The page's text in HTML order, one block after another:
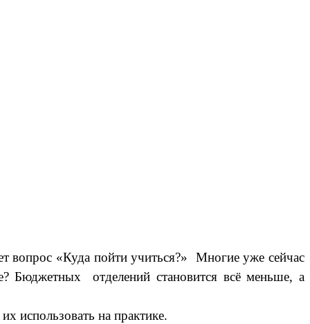
вопрос «Куда пойти учиться?» Многие уже сейчас
Бюджетных отделений становится всё меньше, а
использовать на практике.